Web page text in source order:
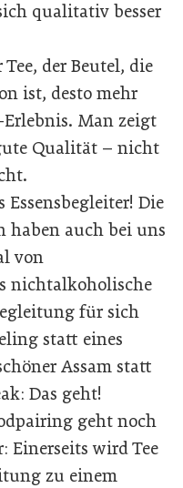
qualitativ besser
der Beutel, die
ist, desto mehr
Erlebnis. Man zeigt
Qualität – nicht
Essensbegleiter! Die
haben auch bei uns
von
nichtalkoholische
für sich
statt eines
Assam statt
Das geht!
geht noch
Einerseits wird Tee
zu einem